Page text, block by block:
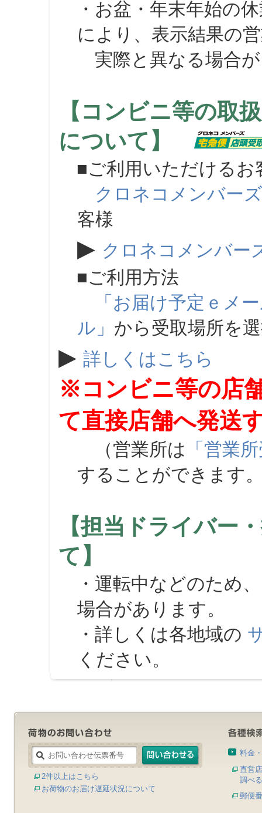
・お盆・年末年始の
により、表示結果の
実際と異なる場合が
【コンビニ等の取
について】
■ご利用いただけるお
クロネコメンバーズ
客様
▶ クロネコメンバー
■ご利用方法
「お届け予定ｅメ
ル」 から受取場所を
▶ 詳しくはこちら
※コンビニ等の店
て直接店舗へ発送
（営業所は 「営業
することができます
【担当ドライバー
て】
・運転中などのため
場合があります。
・詳しくは各地域の
ください。
2件以上はこちら
お荷物のお届け遅延状況について
料金
直営
調べる
郵便